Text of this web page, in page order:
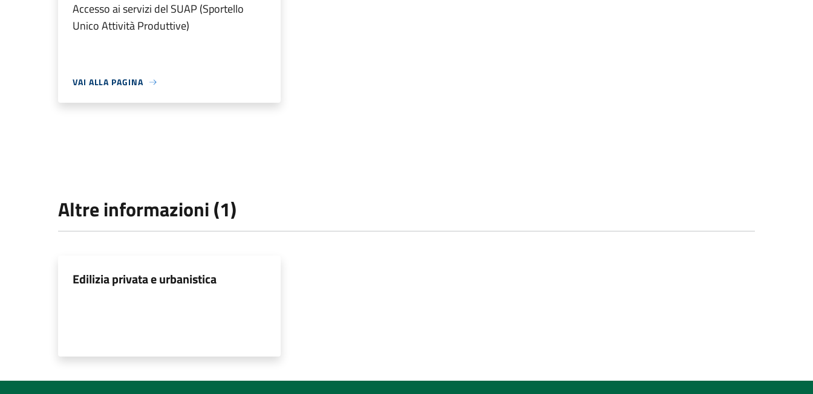
Accesso ai servizi del SUAP (Sportello
Unico Attività Produttive)
VAI ALLA PAGINA
Altre informazioni (1)
Edilizia privata e urbanistica